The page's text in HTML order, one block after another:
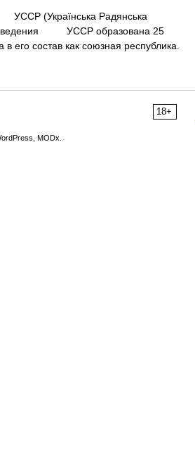
(Украïнська Радянська
УССР образована 25
состав как союзная республика.
18+
MODx.